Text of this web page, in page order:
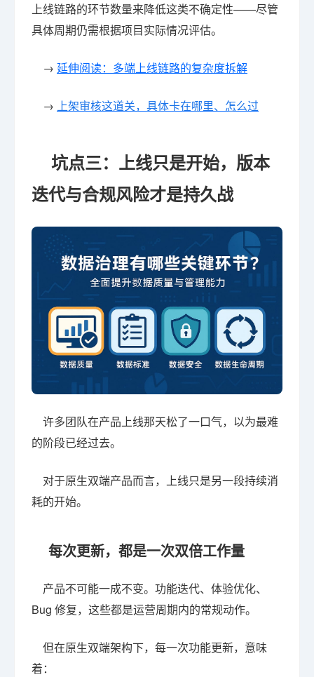
上线链路的环节数量来降低这类不确定性——尽管
具体周期仍需根据项目实际情况评估。
→ 延伸阅读：多端上线链路的复杂度拆解
→ 上架审核这道关，具体卡在哪里、怎么过
坑点三：上线只是开始，版本
迭代与合规风险才是持久战
许多团队在产品上线那天松了一口气，以为最难
的阶段已经过去。
对于原生双端产品而言，上线只是另一段持续消
耗的开始。
每次更新，都是一次双倍工作量
产品不可能一成不变。功能迭代、体验优化、
Bug 修复，这些都是运营周期内的常规动作。
但在原生双端架构下，每一次功能更新，意味
着：